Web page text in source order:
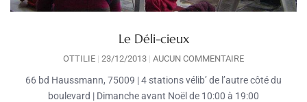
Le Déli-cieux
OTTILIE 23/12/2013 AUCUN COMMENTAIRE
66 bd Haussmann, 75009 | 4 stations vélib’ de l’autre côté du
boulevard | Dimanche avant Noël de 10:00 à 19:00